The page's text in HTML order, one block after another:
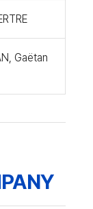
Gaëtan